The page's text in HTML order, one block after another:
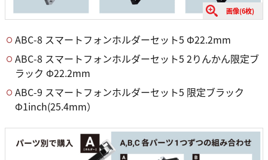
画像(6枚)
ABC-8 スマートフォンホルダーセット5 Φ22.2mm
ABC-8 スマートフォンホルダーセット5 2りんかん限定ブ
ラック Φ22.2mm
ABC-9 スマートフォンホルダーセット5 限定ブラック
Φ1inch(25.4mm）